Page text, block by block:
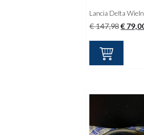
Lancia Delta
€147,98€